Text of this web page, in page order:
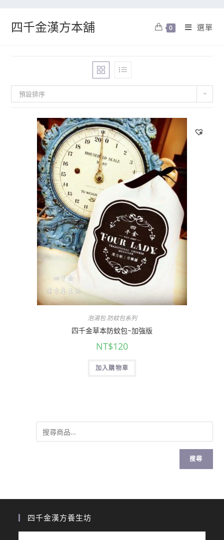
四千金漢方本舖 0 選單
預設排序
泡湯包.防蚊包系列
四千金草本防蚊包~加強版
NT$120
加入購物車
搜尋
四千金漢方養生坊